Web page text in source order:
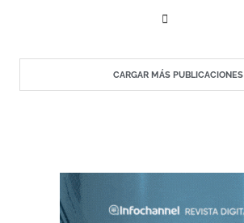
CARGAR MÁS PUBLICACIONES